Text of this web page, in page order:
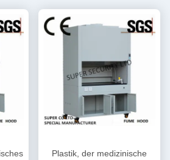
Plastik, der medizinische